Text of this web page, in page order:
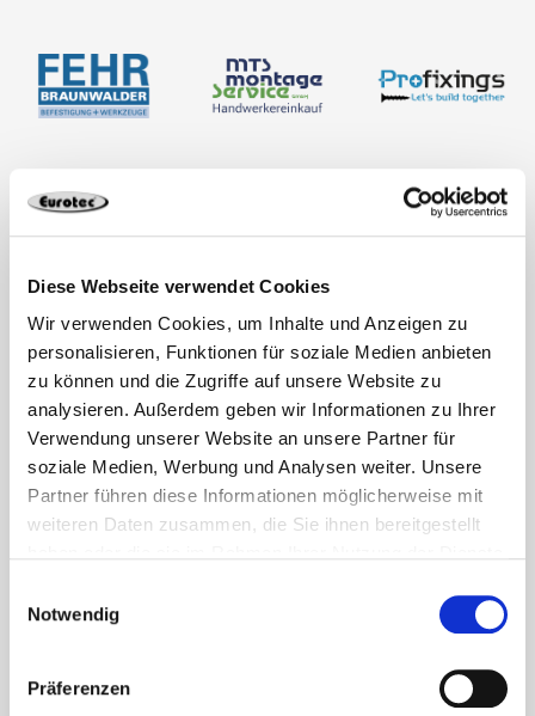
Diese Webseite verwendet Cookies
Wir verwenden Cookies, um Inhalte und Anzeigen zu
personalisieren, Funktionen für soziale Medien anbieten
zu können und die Zugriffe auf unsere Website zu
analysieren. Außerdem geben wir Informationen zu Ihrer
Verwendung unserer Website an unsere Partner für
soziale Medien, Werbung und Analysen weiter. Unsere
Partner führen diese Informationen möglicherweise mit
weiteren Daten zusammen, die Sie ihnen bereitgestellt
Notwendig
Präferenzen